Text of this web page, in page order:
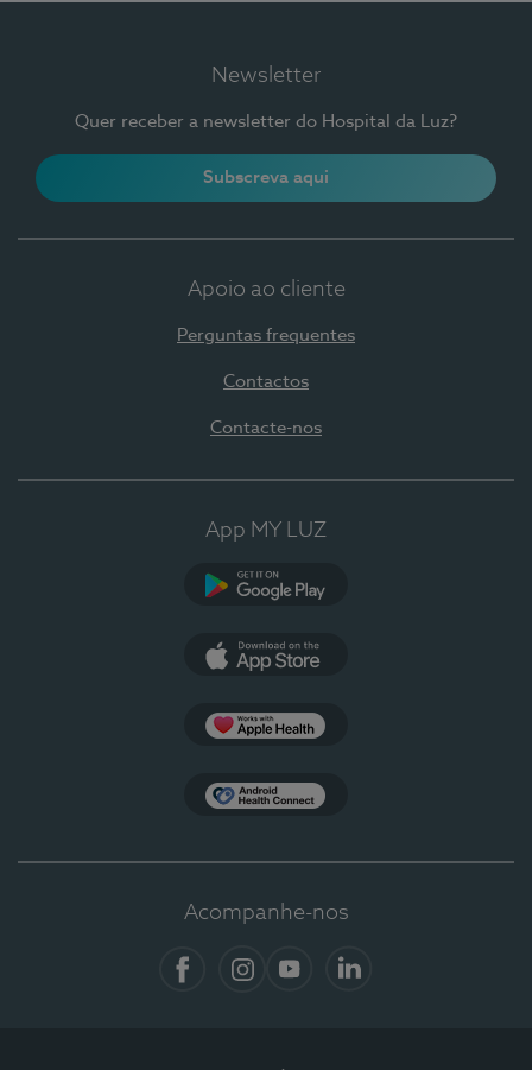
Newsletter
Quer receber a newsletter do Hospital da Luz?
Subscreva aqui
Apoio ao cliente
Perguntas frequentes
Contactos
Contacte-nos
App MY LUZ
Acompanhe-nos